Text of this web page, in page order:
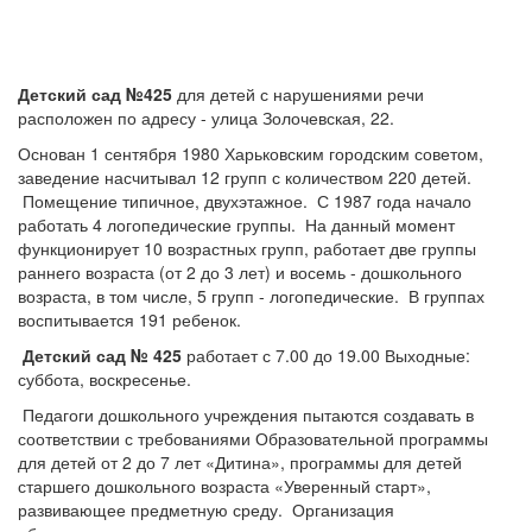
Детский сад №425 для детей с нарушениями речи
расположен по адресу - улица Золочевская, 22.
Основан 1 сентября 1980 Харьковским городским советом,
заведение насчитывал 12 групп с количеством 220 детей.
Помещение типичное, двухэтажное. С 1987 года начало
работать 4 логопедические группы. На данный момент
функционирует 10 возрастных групп, работает две группы
раннего возраста (от 2 до 3 лет) и восемь - дошкольного
возраста, в том числе, 5 групп - логопедические. В группах
воспитывается 191 ребенок.
Детский сад № 425 работает с 7.00 до 19.00 Выходные:
суббота, воскресенье.
Педагоги дошкольного учреждения пытаются создавать в
соответствии с требованиями Образовательной программы
для детей от 2 до 7 лет «Дитина», программы для детей
старшего дошкольного возраста «Уверенный старт»,
развивающее предметную среду. Организация